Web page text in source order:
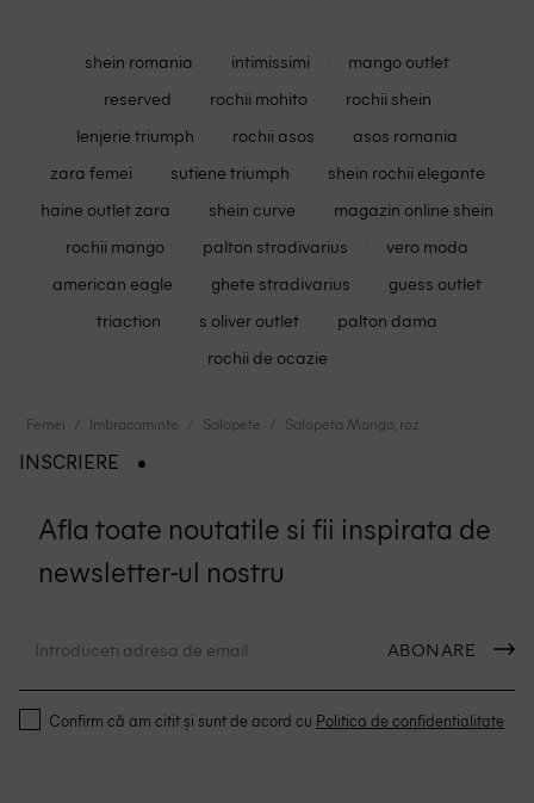
shein romania intimissimi
mango outlet
reserved
rochii mohito
rochii shein
lenjerie triumph
rochii asos
asos romania
zara femei
sutiene triumph
shein rochii elegante
haine outlet zara
shein curve
magazin online shein
rochii mango
palton stradivarius
vero moda
american eagle
ghete stradivarius
guess outlet
triaction
s oliver outlet
palton dama
rochii de ocazie
Femei Imbracaminte Salopete Salopeta Mango, roz
INSCRIERE
Afla toate noutatile si fii inspirata de
newsletter-ul nostru
ABONARE
Confirm că am citit și sunt de acord cu Politica de confidentialitate